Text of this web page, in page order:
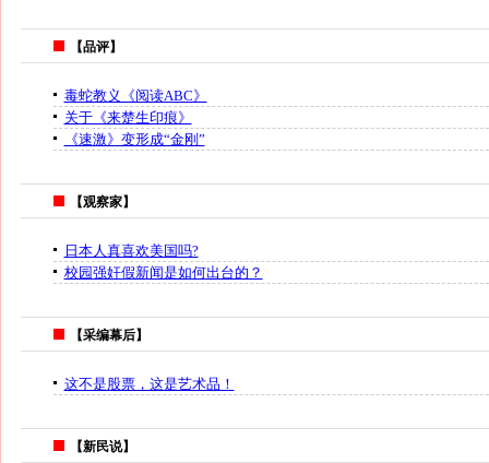
【品评】
毒蛇教义《阅读ABC》
关于《来楚生印痕》
《速激》变形成“金刚”
【观察家】
日本人真喜欢美国吗?
校园强奸假新闻是如何出台的？
【采编幕后】
这不是股票，这是艺术品！
【新民说】